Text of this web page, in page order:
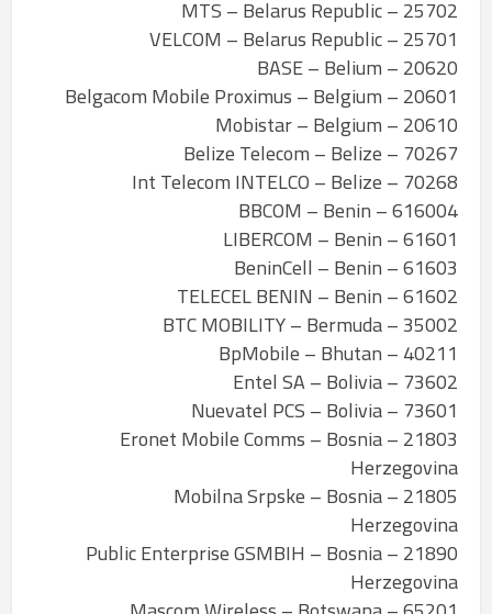
25702 – MTS – Belarus Republic
25701 – VELCOM – Belarus Republic
20620 – BASE – Belium
20601 – Belgacom Mobile Proximus – Belgium
20610 – Mobistar – Belgium
70267 – Belize Telecom – Belize
70268 – Int Telecom INTELCO – Belize
616004 – BBCOM – Benin
61601 – LIBERCOM – Benin
61603 – BeninCell – Benin
61602 – TELECEL BENIN – Benin
35002 – BTC MOBILITY – Bermuda
40211 – BpMobile – Bhutan
73602 – Entel SA – Bolivia
73601 – Nuevatel PCS – Bolivia
21803 – Eronet Mobile Comms – Bosnia
Herzegovina
21805 – Mobilna Srpske – Bosnia
Herzegovina
21890 – Public Enterprise GSMBIH – Bosnia
Herzegovina